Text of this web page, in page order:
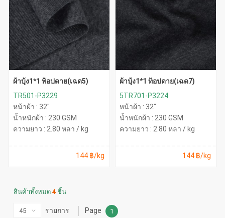
ผ้าบุ้ง1*1 ท็อปดาย(เฉด5)
TR501-P3229
หน้าผ้า : 32"
น้ำหนักผ้า : 230 GSM
ความยาว : 2.80 หลา / kg
144 ฿/kg
ผ้าบุ้ง1*1 ท็อปดาย(เฉด7)
5TR701-P3224
หน้าผ้า : 32"
น้ำหนักผ้า : 230 GSM
ความยาว : 2.80 หลา / kg
144 ฿/kg
สินค้าทั้งหมด4 ชิ้น
รายการ Page 1